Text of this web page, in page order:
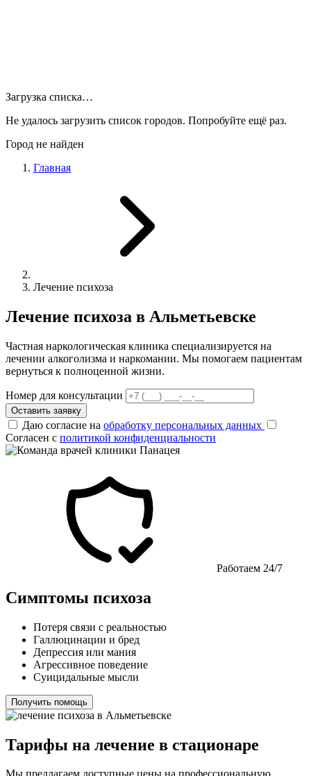
Загрузка списка…
Не удалось загрузить список городов. Попробуйте ещё раз.
Город не найден
Главная
Лечение психоза
Лечение психоза в Альметьевске
Частная наркологическая клиника специализируется на
лечении алкоголизма и наркомании. Мы помогаем пациентам
вернуться к полноценной жизни.
Номер для консультации
Оставить заявку
Даю согласие на обработку персональных данных
Согласен с политикой конфиденциальности
Работаем 24/7
Симптомы психоза
Потеря связи с реальностью
Галлюцинации и бред
Депрессия или мания
Агрессивное поведение
Суицидальные мысли
Получить помощь
Тарифы на лечение в стационаре